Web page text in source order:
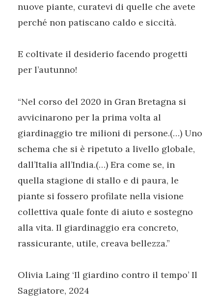
nuove piante, curatevi di quelle che avete
perché non patiscano caldo e siccità.
E coltivate il desiderio facendo progetti
per l’autunno!
“Nel corso del 2020 in Gran Bretagna si
avvicinarono per la prima volta al
giardinaggio tre milioni di persone.(…) Uno
schema che si è ripetuto a livello globale,
dall’Italia all’India.(…) Era come se, in
quella stagione di stallo e di paura, le
piante si fossero profilate nella visione
collettiva quale fonte di aiuto e sostegno
alla vita. Il giardinaggio era concreto,
rassicurante, utile, creava bellezza.”
Olivia Laing ‘Il giardino contro il tempo’ Il
Saggiatore, 2024